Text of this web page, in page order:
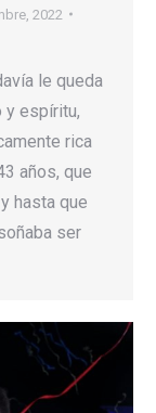
2022
le queda
y espíritu,
rica
años, que
hasta que
ser